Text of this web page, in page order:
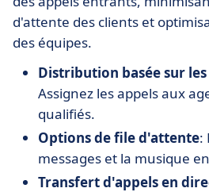
d'attente des clients et
des équipes.
Distribution basée sur
Assignez les appels aux
qualifiés.
Options de file d'attente:
messages et la musique
Transfert d'appels en